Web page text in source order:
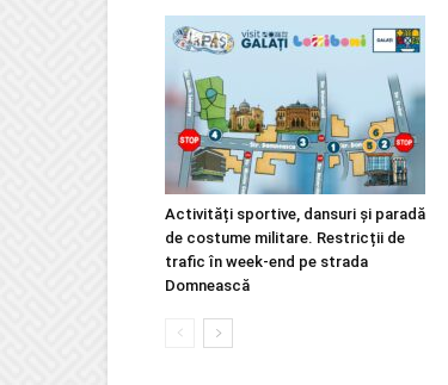
Activități sportive, dansuri și paradă
de costume militare. Restricții de
trafic în week-end pe strada
Domnească